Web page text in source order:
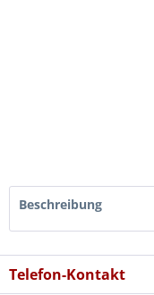
Beschreibung
Telefon-Kontakt